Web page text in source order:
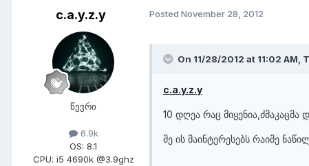
c.a.y.z.y
წევრი
6.9k
OS: 8.1
CPU: i5 4690k @3.9ghz
Posted November 28, 2012
On 11/28/2012 at 11:02 AM,
c.a.y.z.y
10 დღეა რაც მიყენია,ძმაკაცმა
მე ის მაინტერესებს რაიმე